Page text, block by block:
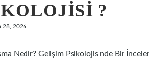
?
28, 2026
Nedir? Gelişim Psikolojisinde Bir